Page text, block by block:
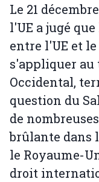
Le 21
l'UE a jugé
entre l'UE et
s'appliquer au
Occidental,
question du
de
brûlante dans
le Royaume-
droit